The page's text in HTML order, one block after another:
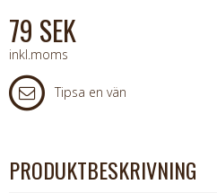
79 SEK
inkl.moms
Tipsa en vän
PRODUKTBESKRIVNING